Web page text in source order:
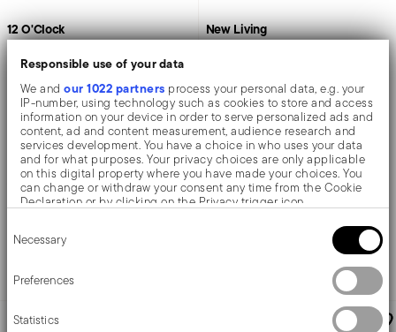
Responsible use of your data
We andour 1022 partners process your personal data, e.g. your
IP-number, using technology such as cookies to store and access
information on your device in order to serve personalized ads and
content, ad and content measurement, audience research and
services development. You have a choice in who uses your data
and for what purposes. Your privacy choices are only applicable
on this digital property where you have made your choices. You
can change or withdraw your consent any time from the Cookie
Declaration or by clicking on the Privacy trigger icon.
Collect information about your geographical location
Identify your device by actively scanning it for specific
characteristics (fingerprinting)
Find out more about how your personal data is processed and set
your preferences in the
Selection
Necessary
Preferences
Statistics
12 O'Clock
Coperchio
SILICONE, VETRO
ROSSO +1 COLORE
3 DIMENSIONI
A partire da
€ 21,50
New Living
ACCIAIO INOX
ACCIAIO
39,0 CM X 27,0 CM
€ 89,50
FINO A -27 %